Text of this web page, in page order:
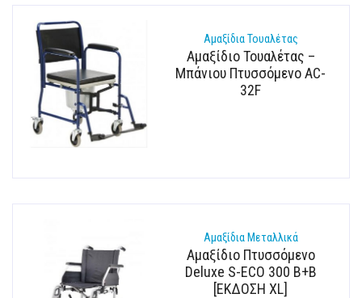
Αμαξίδια Τουαλέτας
Αμαξίδιο Τουαλέτας –
Μπάνιου Πτυσσόμενο AC-
32F
Αμαξίδια Μεταλλικά
Αμαξίδιο Πτυσσόμενο
Deluxe S-ECO 300 B+B
[ΕΚΔΟΣΗ XL]